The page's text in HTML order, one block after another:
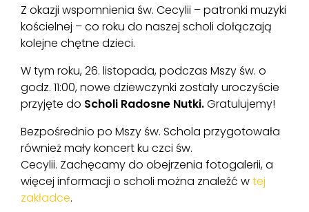
Z okazji wspomnienia św. Cecylii – patronki muzyki
kościelnej – co roku do naszej scholi dołączają
kolejne chętne dzieci.
W tym roku, 26. listopada, podczas Mszy św. o
godz. 11:00, nowe dziewczynki zostały uroczyście
przyjęte do Scholi Radosne Nutki.Gratulujemy!
Bezpośrednio po Mszy św. Schola przygotowała
również mały koncert ku czci św.
Cecylii. Zachęcamy do obejrzenia fotogalerii, a
więcej informacji o scholi można znaleźć wtej
zakładce.